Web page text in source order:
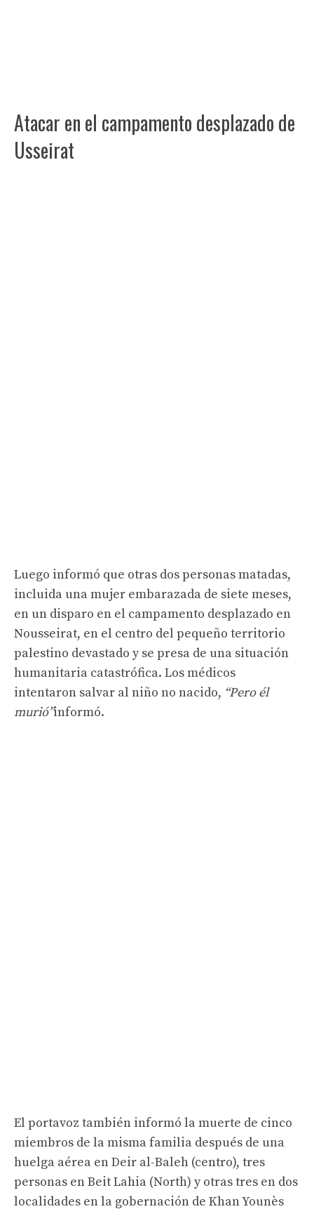
Atacar en el campamento desplazado de
Usseirat
Luego informó que otras dos personas matadas,
incluida una mujer embarazada de siete meses,
en un disparo en el campamento desplazado en
Nousseirat, en el centro del pequeño territorio
palestino devastado y se presa de una situación
humanitaria catastrófica. Los médicos
intentaron salvar al niño no nacido, “Pero él
murió”informó.
El portavoz también informó la muerte de cinco
miembros de la misma familia después de una
huelga aérea en Deir al-Baleh (centro), tres
personas en Beit Lahia (North) y otras tres en dos
localidades en la gobernación de Khan Younès